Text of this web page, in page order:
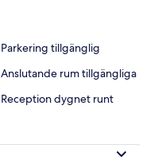
Parkering tillgänglig
Anslutande rum tillgängliga
Reception dygnet runt